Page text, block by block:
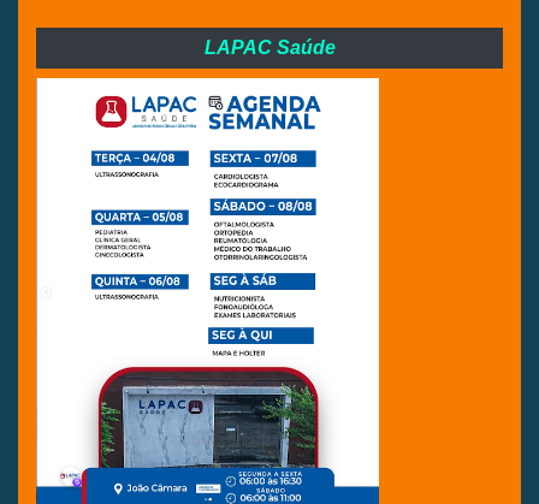
LAPAC Saúde